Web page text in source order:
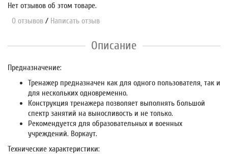
Нет отзывов об этом товаре.
0 отзывов / Написать отзыв
Описание
Предназначение:
Тренажер предназначен как для одного пользователя, так и
для нескольких одновременно.
Конструкция тренажера позволяет выполнять большой
спектр занятий на выносливость и не только.
Рекомендуется для образовательных и военных
учреждений. Воркаут.
Технические характеристики: